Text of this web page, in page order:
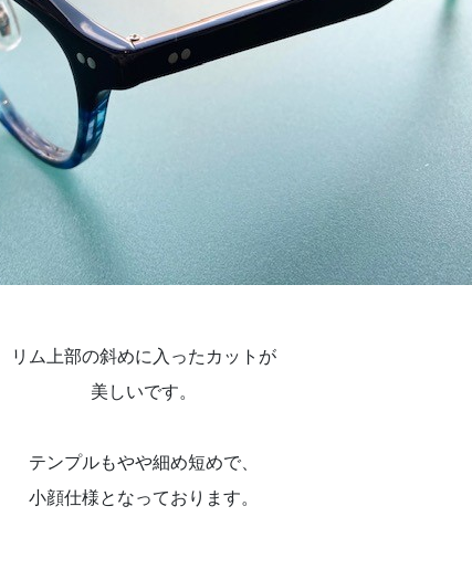
リム上部の斜めに入ったカットが
美しいです。
テンプルもやや細め短めで、
小顔仕様となっております。